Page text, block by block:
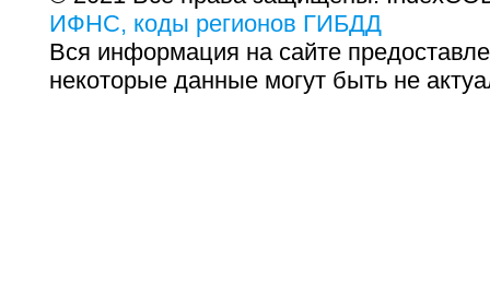
ИФНС, коды регионов ГИБДД
Вся информация на сайте
некоторые данные могут быть не